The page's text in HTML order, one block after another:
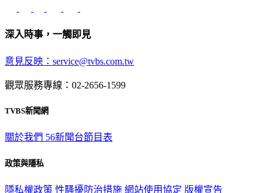
深入時事，一觸即見
意見反映：service@tvbs.com.tw
觀眾服務專線：02-2656-1599
TVBS新聞網
關於我們 56新聞台節目表
政策與隱私
隱私權政策 性騷擾防治措施 網站使用協定 版權宣告